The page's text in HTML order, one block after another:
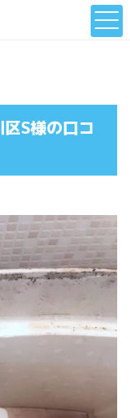
S様の口コ